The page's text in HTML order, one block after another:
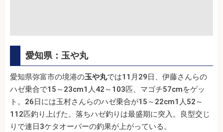
愛知県：玉や丸
愛知県弥富市の境港の玉や丸では11月29日、伊藤さんらの
ハゼ乗合で15～23cm1人42～103匹、マゴチ57cmをゲッ
ト。26日には玉村さんらのハゼ乗合が15～22cm1人52～
112匹釣り上げた。落ちハゼ釣りは最盛期に突入。良型交じ
りで連日3ケタオーバーの釣果が上がっている。